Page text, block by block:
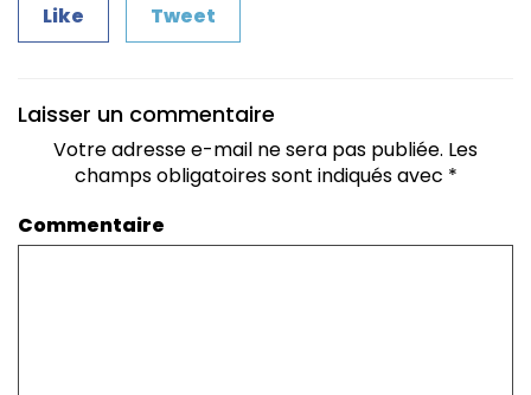
Like Tweet
Laisser un commentaire
Votre adresse e-mail ne sera pas publiée. Les
champs obligatoires sont indiqués avec *
Commentaire